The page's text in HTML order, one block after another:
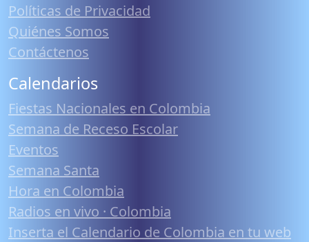
Políticas de Privacidad
Quiénes Somos
Contáctenos
Calendarios
Fiestas Nacionales en Colombia
Semana de Receso Escolar
Eventos
Semana Santa
Hora en Colombia
Radios en vivo · Colombia
Inserta el Calendario de Colombia en tu web